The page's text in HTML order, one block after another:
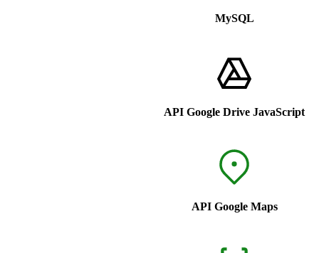
MySQL
API Google Drive JavaScript
API Google Maps